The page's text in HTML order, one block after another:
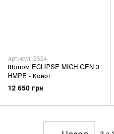
Артикул: 2324
Шолом ECLIPSE MICH GEN 3
HMPE - Койот
12 650 грн